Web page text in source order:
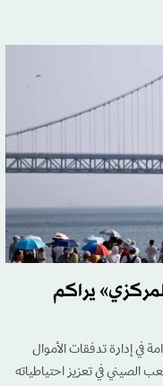
يراكم
في إدارة تدفقات الأموال
الصيني في تعزيز احتياطياته